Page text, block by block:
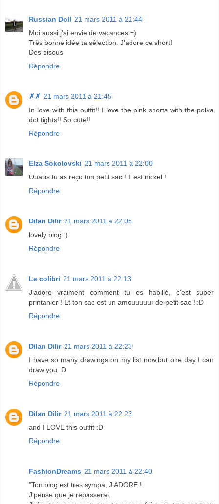
Russian Doll 21 mars 2011 à 21:44
Moi aussi j'ai envie de vacances =)
Très bonne idée ta sélection. J'adore ce short!
Des bisous
Répondre
✗✗ 21 mars 2011 à 21:45
In love with this outfit!! I love the pink shorts with the polka
dot tights!! So cute!!
Répondre
Elza Sokolovski 21 mars 2011 à 22:00
Ouaiiis tu as reçu ton petit sac ! Il est nickel !
Répondre
Dilan Dilir 21 mars 2011 à 22:05
lovely blog :)
Répondre
Le colibri 21 mars 2011 à 22:13
J'adore vraiment comment tu es habillé, c'est super
printanier ! Et ton sac est un amouuuuur de petit sac ! :D
Répondre
Dilan Dilir 21 mars 2011 à 22:23
I have so many drawings on my list now,but one day I can
draw you :D
Répondre
Dilan Dilir 21 mars 2011 à 22:23
and I LOVE this outfit :D
Répondre
FashionDreams 21 mars 2011 à 22:40
"Ton blog est tres sympa, J ADORE !
J'pense que je repasserai.